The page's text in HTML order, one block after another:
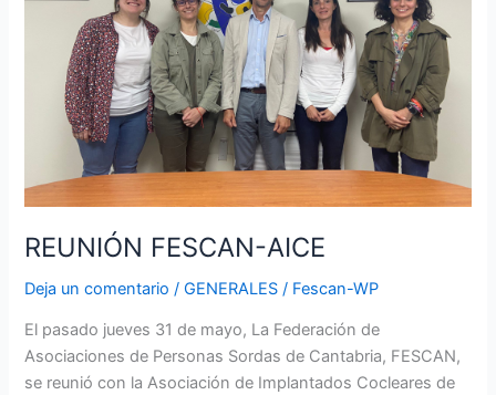
REUNIÓN FESCAN-AICE
Deja un comentario /GENERALES / Fescan-WP
El pasado jueves 31 de mayo, La Federación de
Asociaciones de Personas Sordas de Cantabria, FESCAN,
se reunió con la Asociación de Implantados Cocleares de